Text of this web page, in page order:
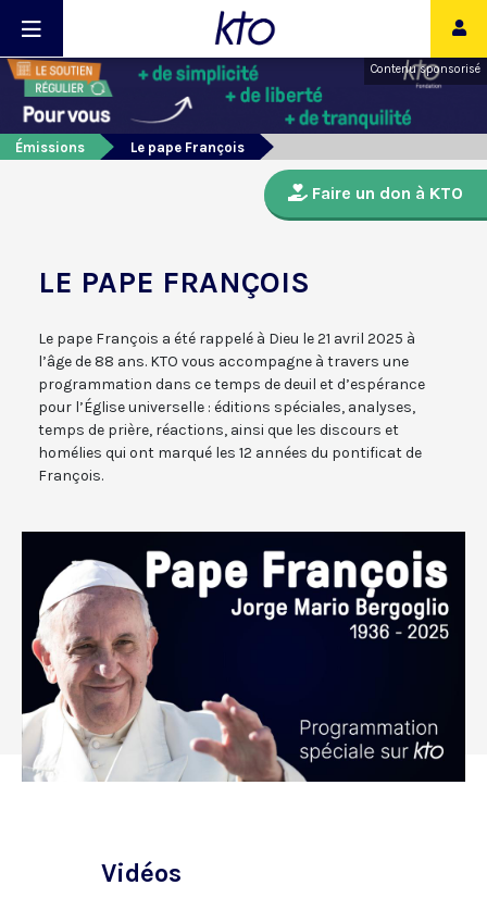
Contenu sponsorisé
Émissions Le pape François
Faire un don à KTO
LE PAPE FRANÇOIS
Le pape François a été rappelé à Dieu le 21 avril 2025 à
l’âge de 88 ans. KTO vous accompagne à travers une
programmation dans ce temps de deuil et d’espérance
pour l’Église universelle : éditions spéciales, analyses,
temps de prière, réactions, ainsi que les discours et
homélies qui ont marqué les 12 années du pontificat de
François.
Vidéos